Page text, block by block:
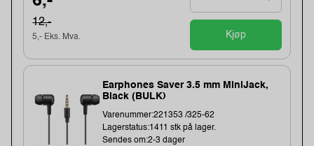
12,-
5,- Eks. Mva. Kjøp
Earphones Saver 3.5 mm MiniJack,
Black (BULK)
Varenummer:221353 /325-62
Lagerstatus:1411 stk på lager.
Sendes om:2-3 dager